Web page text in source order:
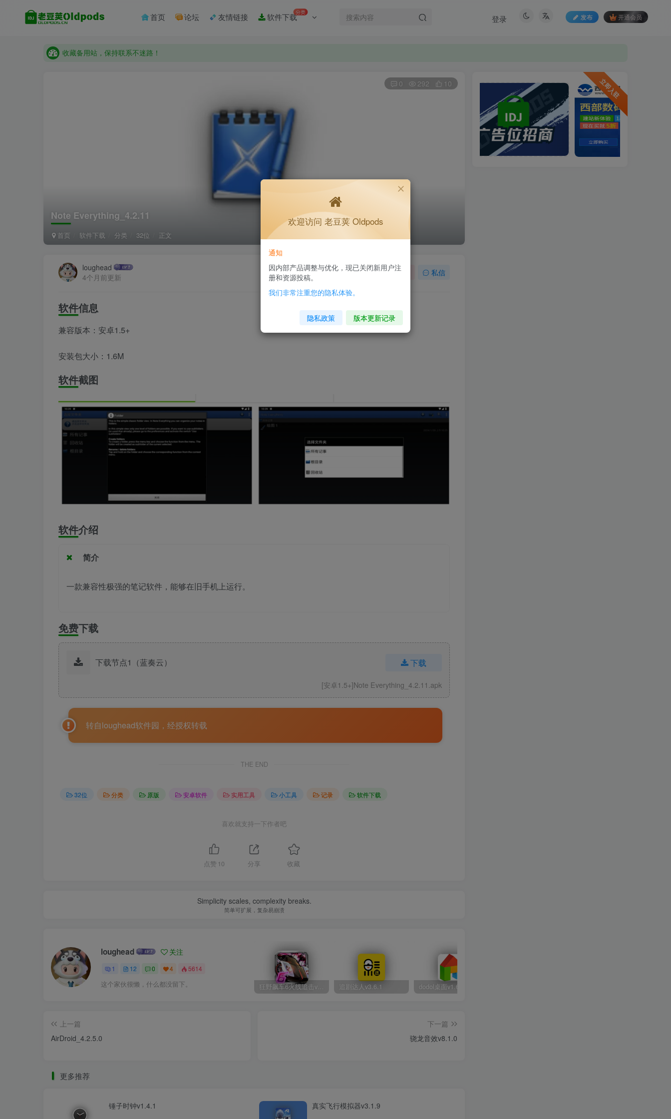
首页 论坛 友情链接 软件下载分类
发布 开通会员
登录
收藏备用站，保持联系不迷路！
收藏备用站，保持联系不迷路！
Note Everything_4.2.11
首页 软件下载 分类 32位 正文
0 292 10
loughead
4个月前更新
关注 私信
软件信息
兼容版本：安卓1.5+
安装包大小：1.6M
软件截图
软件介绍
简介
一款兼容性极强的笔记软件，能够在旧手机上运行。
免费下载
下载节点1（蓝奏云） 下载
[安卓1.5+]Note Everything_4.2.11.apk
转自loughead软件园，经授权转载
THE END
32位 分类 原版 安卓软件 实用工具 小工具 记录 软件下载
喜欢就支持一下作者吧
点赞 10 分享 收藏
Simplicity scales, complexity breaks.
简单可扩展，复杂易崩溃
loughead 关注
1 12 0 4 5614
这个家伙很懒，什么都没留下。 狂野飙车6火线追击v1.2.9 追剧达人v3.6.1 dodol桌面v1.6
上一篇
AirDroid_4.2.5.0
下一篇
骁龙音效v8.1.0
更多推荐
锤子时钟v1.4.1 真实飞行模拟器v3.1.9
立即入驻
欢迎访问 老豆荚 Oldpods
通知
因内部产品调整与优化，现已关闭新用户注
册和资源投稿。
我们非常注重您的隐私体验。
隐私政策 版本更新记录